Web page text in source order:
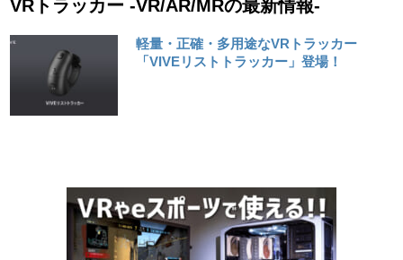
VRトラッカー -VR/AR/MRの最新情報-
軽量・正確・多用途なVRトラッカー
「VIVEリストトラッカー」登場！